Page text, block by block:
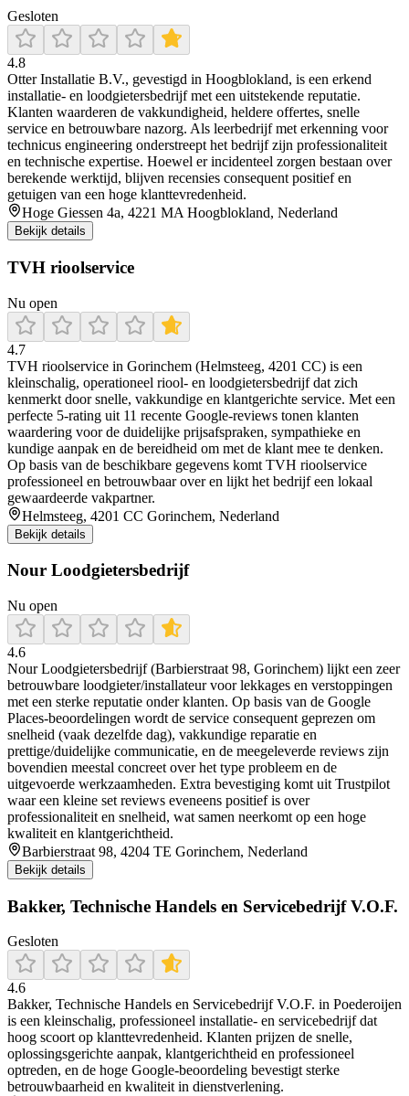
Gesloten
4.8
Otter Installatie B.V., gevestigd in Hoogblokland, is een erkend
installatie- en loodgietersbedrijf met een uitstekende reputatie.
Klanten waarderen de vakkundigheid, heldere offertes, snelle
service en betrouwbare nazorg. Als leerbedrijf met erkenning voor
technicus engineering onderstreept het bedrijf zijn professionaliteit
en technische expertise. Hoewel er incidenteel zorgen bestaan over
berekende werktijd, blijven recensies consequent positief en
getuigen van een hoge klanttevredenheid.
Hoge Giessen 4a, 4221 MA Hoogblokland, Nederland
Bekijk details
TVH rioolservice
Nu open
4.7
TVH rioolservice in Gorinchem (Helmsteeg, 4201 CC) is een
kleinschalig, operationeel riool- en loodgietersbedrijf dat zich
kenmerkt door snelle, vakkundige en klantgerichte service. Met een
perfecte 5‑rating uit 11 recente Google‑reviews tonen klanten
waardering voor de duidelijke prijsafspraken, sympathieke en
kundige aanpak en de bereidheid om met de klant mee te denken.
Op basis van de beschikbare gegevens komt TVH rioolservice
professioneel en betrouwbaar over en lijkt het bedrijf een lokaal
gewaardeerde vakpartner.
Helmsteeg, 4201 CC Gorinchem, Nederland
Bekijk details
Nour Loodgietersbedrijf
Nu open
4.6
Nour Loodgietersbedrijf (Barbierstraat 98, Gorinchem) lijkt een zeer
betrouwbare loodgieter/installateur voor lekkages en verstoppingen
met een sterke reputatie onder klanten. Op basis van de Google
Places-beoordelingen wordt de service consequent geprezen om
snelheid (vaak dezelfde dag), vakkundige reparatie en
prettige/duidelijke communicatie, en de meegeleverde reviews zijn
bovendien meestal concreet over het type probleem en de
uitgevoerde werkzaamheden. Extra bevestiging komt uit Trustpilot
waar een kleine set reviews eveneens positief is over
professionaliteit en snelheid, wat samen neerkomt op een hoge
kwaliteit en klantgerichtheid.
Barbierstraat 98, 4204 TE Gorinchem, Nederland
Bekijk details
Bakker, Technische Handels en Servicebedrijf V.O.F.
Gesloten
4.6
Bakker, Technische Handels en Servicebedrijf V.O.F. in Poederoijen
is een kleinschalig, professioneel installatie- en servicebedrijf dat
hoog scoort op klanttevredenheid. Klanten prijzen de snelle,
oplossingsgerichte aanpak, klantgerichtheid en professioneel
optreden, en de hoge Google‑beoordeling bevestigt sterke
betrouwbaarheid en kwaliteit in dienstverlening.